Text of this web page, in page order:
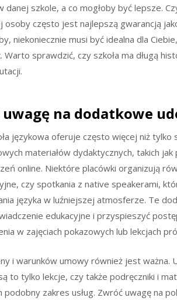
danej szkole, a co mogłoby być lepsze.
osoby często jest najlepszą gwarancją
niekoniecznie musi być idealna dla
Warto sprawdzić, czy szkoła ma długą
uwagę na dodatkowe
językowa oferuje często więcej niż tylko
materiałów dydaktycznych, takich
online. Niektóre placówki organizują
czy spotkania z native speakerami,
języka w luźniejszej atmosferze. Te
edukacyjne i przyspieszyć
w zajęciach pokazowych lub lekcjach
i warunków umowy również jest ważna.
to tylko lekcje, czy także podręczniki i
podobny zakres usług. Zwróć uwagę na